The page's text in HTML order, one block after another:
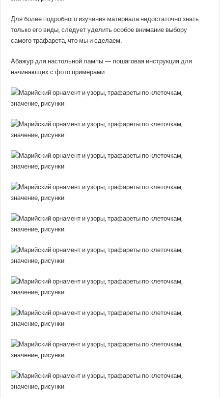
Для более подробного изучения материала недостаточно знать
только его виды, следует уделить особое внимание выбору
самого трафарета, что мы и сделаем.
Абажур для настольной лампы — пошаговая инструкция для
начинающих с фото примерами